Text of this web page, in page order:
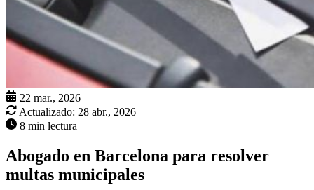
22 mar., 2026
Actualizado: 28 abr., 2026
8 min lectura
Abogado en Barcelona para resolver
multas municipales